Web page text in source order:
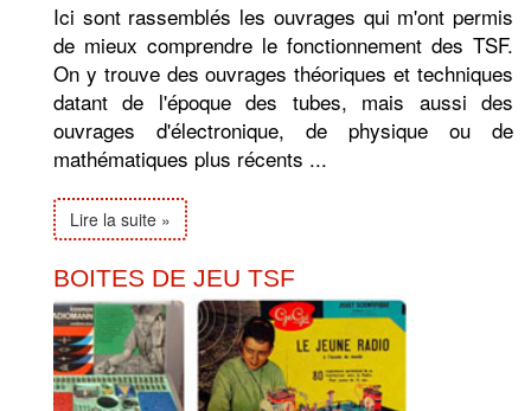
Ici sont rassemblés les ouvrages qui m'ont permis
de mieux comprendre le fonctionnement des TSF.
On y trouve des ouvrages théoriques et techniques
datant de l'époque des tubes, mais aussi des
ouvrages d'électronique, de physique ou de
mathématiques plus récents ...
Lire la suite »
BOITES DE JEU TSF